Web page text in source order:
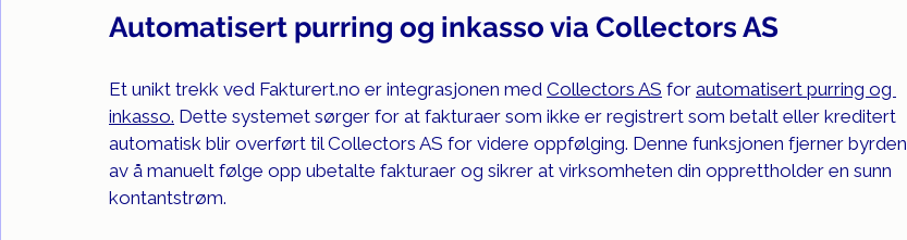
Automatisert purring og inkasso via Collectors AS
Et unikt trekk ved Fakturert.no er integrasjonen med Collectors AS for automatisert purring og
inkasso. Dette systemet sørger for at fakturaer som ikke er registrert som betalt eller kreditert
automatisk blir overført til Collectors AS for videre oppfølging. Denne funksjonen fjerner byrden
av å manuelt følge opp ubetalte fakturaer og sikrer at virksomheten din opprettholder en sunn
kontantstrøm.